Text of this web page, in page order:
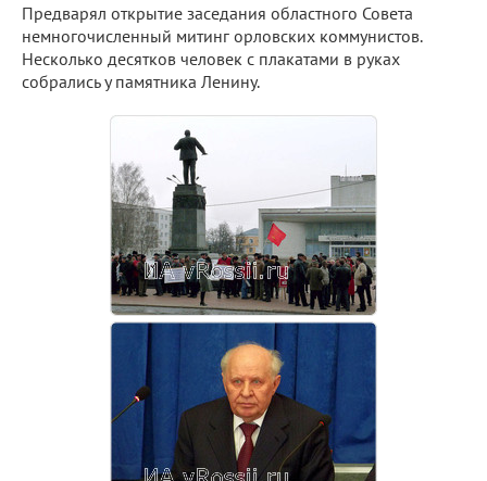
Предварял открытие заседания областного Совета
немногочисленный митинг орловских коммунистов.
Несколько десятков человек с плакатами в руках
собрались у памятника Ленину.